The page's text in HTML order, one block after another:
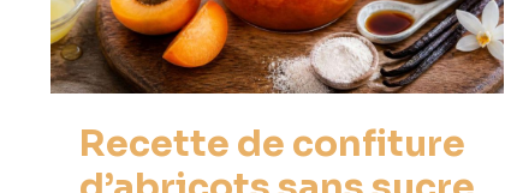
Recette de confiture